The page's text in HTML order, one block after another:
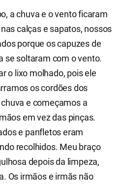
a chuva e o vento ficaram
calças e sapatos, nossos
porque os capuzes de
se soltaram com o vento.
o lixo molhado, pois ele
os cordões dos
e começamos a
em vez das pinças.
e panfletos eram
recolhidos. Meu braço
depois da limpeza,
Os irmãos e irmãs não